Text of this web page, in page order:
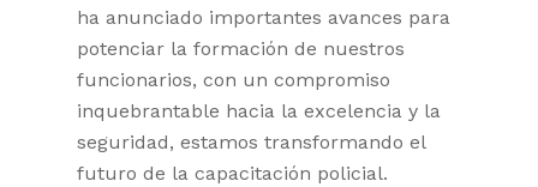
ha anunciado importantes avances para
potenciar la formación de nuestros
funcionarios, con un compromiso
inquebrantable hacia la excelencia y la
seguridad, estamos transformando el
futuro de la capacitación policial.